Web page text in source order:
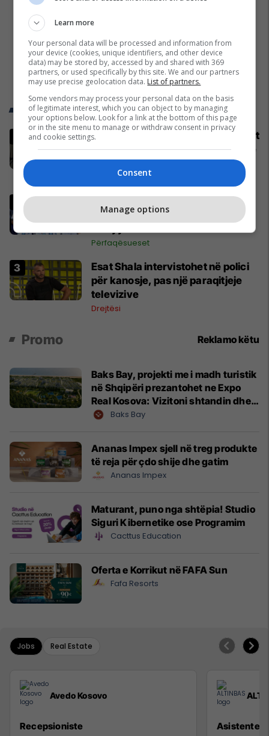
Trend Telegrafi
Vëllai iu etiketua si pjesëtar i grupit
të Arkanit, Drejtori i Ekonomisë në
Prizren mohon pretendimet
Drejtësi
heshtjen pas kërkesës për
Përfaqësueset
Esat Shala intervistohet në polici
për kanosje, pas një paraqitjeje
televizive
Drejtësi
Promo Reklamo këtu
Baks Bay, projekti me i madh turistik
në Shqipëri prezantohet ne Expo
Real Kosova: Vizitoni shtandin dhe
zbuloni mundësitë e investimit
Baks Bay
Ananas Impex sjell në treg produkte
të reja për çdo shije dhe gatim
Ananas Impex
Maturant, puno nga shtëpia! Studio
Siguri Kibernetike ose Programim
Cacttus Education
Oferta e Korrikut në FAFA Sun
Fafa Resorts
Jobs Real Estate
Avedo Kosovo
Recepsioniste Asistente
Learn more
Your personal data will be processed and information from
your device (cookies, unique identifiers, and other device
data) may be stored by, accessed by and shared with 369
partners, or used specifically by this site. We and our partners
may use precise geolocation data. List of partners.
Some vendors may process your personal data on the basis
of legitimate interest, which you can object to by managing
your options below. Look for a link at the bottom of this page
or in the site menu to manage or withdraw consent in privacy
and cookie settings.
Consent
Manage options